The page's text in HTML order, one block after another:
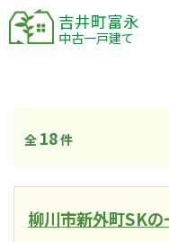
吉井町富永
中古一戸建て
全 18件
柳川市新外町SK